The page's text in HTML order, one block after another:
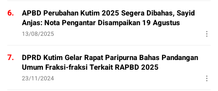
6.
APBD Perubahan Kutim 2025 Segera Dibahas, Sayid
Anjas: Nota Pengantar Disampaikan 19 Agustus
13/08/2025
7.
DPRD Kutim Gelar Rapat Paripurna Bahas Pandangan
Umum Fraksi-fraksi Terkait RAPBD 2025
23/11/2024